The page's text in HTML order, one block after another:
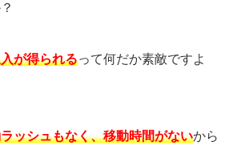
が得られるって何だか素敵ですよ
ッシュもなく、移動時間がないから